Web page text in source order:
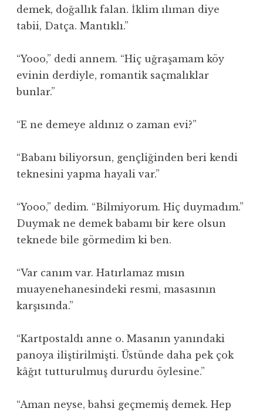
demek, doğallık falan. İklim ılıman diye
tabii, Datça. Mantıklı.”
“Yooo,” dedi annem. “Hiç uğraşamam köy
evinin derdiyle, romantik saçmalıklar
bunlar.”
“E ne demeye aldınız o zaman evi?”
“Babanı biliyorsun, gençliğinden beri kendi
teknesini yapma hayali var.”
“Yooo,” dedim. “Bilmiyorum. Hiç duymadım.”
Duymak ne demek babamı bir kere olsun
teknede bile görmedim ki ben.
“Var canım var. Hatırlamaz mısın
muayenehanesindeki resmi, masasının
karşısında.”
“Kartpostaldı anne o. Masanın yanındaki
panoya iliştirilmişti. Üstünde daha pek çok
kâğıt tutturulmuş dururdu öylesine.”
“Aman neyse, bahsi geçmemiş demek. Hep